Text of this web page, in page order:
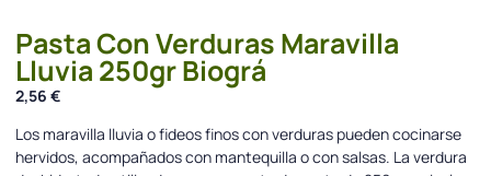
Pasta Con Verduras Maravilla
Lluvia 250gr Biográ
2,56 €
Los maravilla lluvia o fideos finos con verduras pueden cocinarse
hervidos, acompañados con mantequilla o con salsas. La verdura